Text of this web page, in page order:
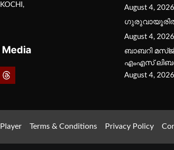
August 4, 2026
August 4, 2026
ബാബറി
എംഎസ്
August 4, 2026
Terms & Conditions Privacy Policy